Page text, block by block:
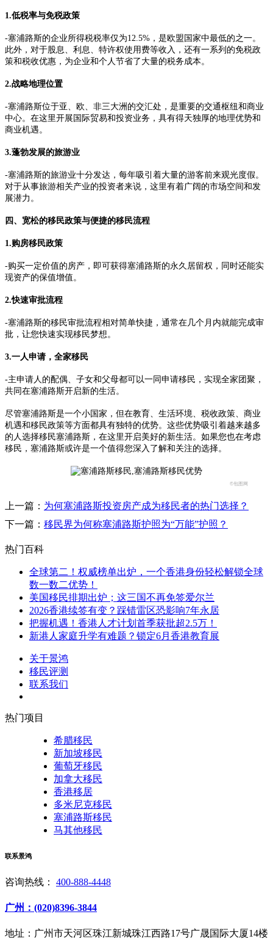
1.低税率与免税政策
-塞浦路斯的企业所得税税率仅为12.5%，是欧盟国家中最低的之一。
此外，对于股息、利息、特许权使用费等收入，还有一系列的免税政
策和税收优惠，为企业和个人节省了大量的税务成本。
2.战略地理位置
-塞浦路斯位于亚、欧、非三大洲的交汇处，是重要的交通枢纽和商业
中心。在这里开展国际贸易和投资业务，具有得天独厚的地理优势和
商业机遇。
3.蓬勃发展的旅游业
-塞浦路斯的旅游业十分发达，每年吸引着大量的游客前来观光度假。
对于从事旅游相关产业的投资者来说，这里有着广阔的市场空间和发
展潜力。
四、宽松的移民政策与便捷的移民流程
1.购房移民政策
-购买一定价值的房产，即可获得塞浦路斯的永久居留权，同时还能实
现资产的保值增值。
2.快速审批流程
-塞浦路斯的移民审批流程相对简单快捷，通常在几个月内就能完成审
批，让您快速实现移民梦想。
3.一人申请，全家移民
-主申请人的配偶、子女和父母都可以一同申请移民，实现全家团聚，
共同在塞浦路斯开启新的生活。
尽管塞浦路斯是一个小国家，但在教育、生活环境、税收政策、商业
机遇和移民政策等方面都具有独特的优势。这些优势吸引着越来越多
的人选择移民塞浦路斯，在这里开启美好的新生活。如果您也在考虑
移民，塞浦路斯或许是一个值得您深入了解和关注的选择。
©包图网
上一篇： 为何塞浦路斯投资房产成为移民者的热门选择？
下一篇： 移民界为何称塞浦路斯护照为“万能”护照？
热门百科
全球第二！权威榜单出炉，一个香港身份轻松解锁全球
数一数二优势！
美国移民排期出炉；这三国不再免签爱尔兰
2026香港续签有变？踩错雷区恐影响7年永居
把握机遇！香港人才计划首季获批超2.5万！
新港人家庭升学有难题？锁定6月香港教育展
关于景鸿
移民评测
联系我们
热门项目
希腊移民
新加坡移民
葡萄牙移民
加拿大移民
香港移居
多米尼克移民
塞浦路斯移民
马其他移民
联系景鸿
咨询热线： 400-888-4448
广州：(020)8396-3844
地址：广州市天河区珠江新城珠江西路17号广晟国际大厦14楼